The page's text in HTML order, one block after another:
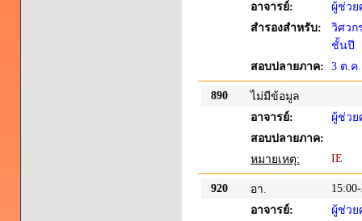
อาจารย์:
ผู้ช่วย
สำรองสำหรับ:
วิศวก
ชั้นปี
สอบปลายภาค:
3 ต.ค.
890
ไม่มีข้อมูล
อาจารย์:
ผู้ช่ว
สอบปลายภาค:
หมายเหตุ:
IE
920 อา.
อาจารย์:
ผู้ช่ว